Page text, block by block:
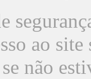
ao
não